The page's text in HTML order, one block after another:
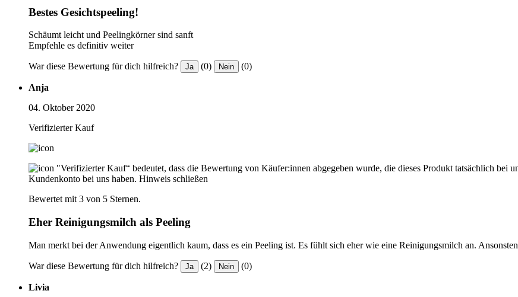
Bestes Gesichtspeeling!
Schäumt leicht und Peelingkörner sind sanft
Empfehle es definitiv weiter
War diese Bewertung für dich hilfreich? Ja (0) Nein (0)
Anja
04. Oktober 2020
Verifizierter Kauf
"Verifizierter Kauf“ bedeutet, dass die Bewertung von Käufer:innen abgegeben wurde, die dieses Produkt tatsächlich bei
Kundenkonto bei uns haben. Hinweis schließen
Bewertet mit 3 von 5 Sternen.
Eher Reinigungsmilch als Peeling
Man merkt bei der Anwendung eigentlich kaum, dass es ein Peeling ist. Es fühlt sich eher wie eine Reinigungsmilch an.
War diese Bewertung für dich hilfreich? Ja (2) Nein (0)
Livia